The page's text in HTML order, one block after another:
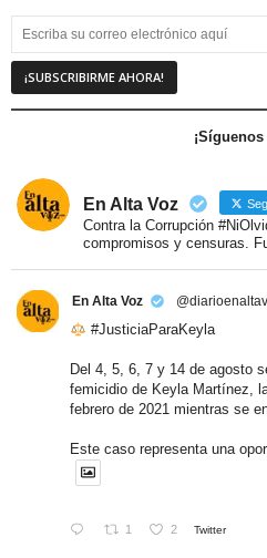
En Alta Voz
Contra la Corrupción
compromisos y censuras.
En Alta Voz
#JusticiaParaKeyla
Del 4, 5, 6, 7 y 14 de agosto
femicidio de Keyla Martínez,
febrero de 2021 mientras se
Este caso representa una
1 2 Twitter